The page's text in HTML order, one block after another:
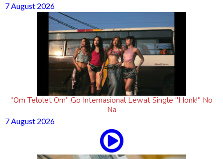
7 August 2026
“Om Telolet Om” Go Internasional Lewat Single "Honk!" No
Na
7 August 2026